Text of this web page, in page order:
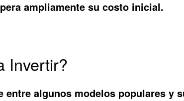
ampliamente su costo inicial.
Invertir?
algunos modelos populares y